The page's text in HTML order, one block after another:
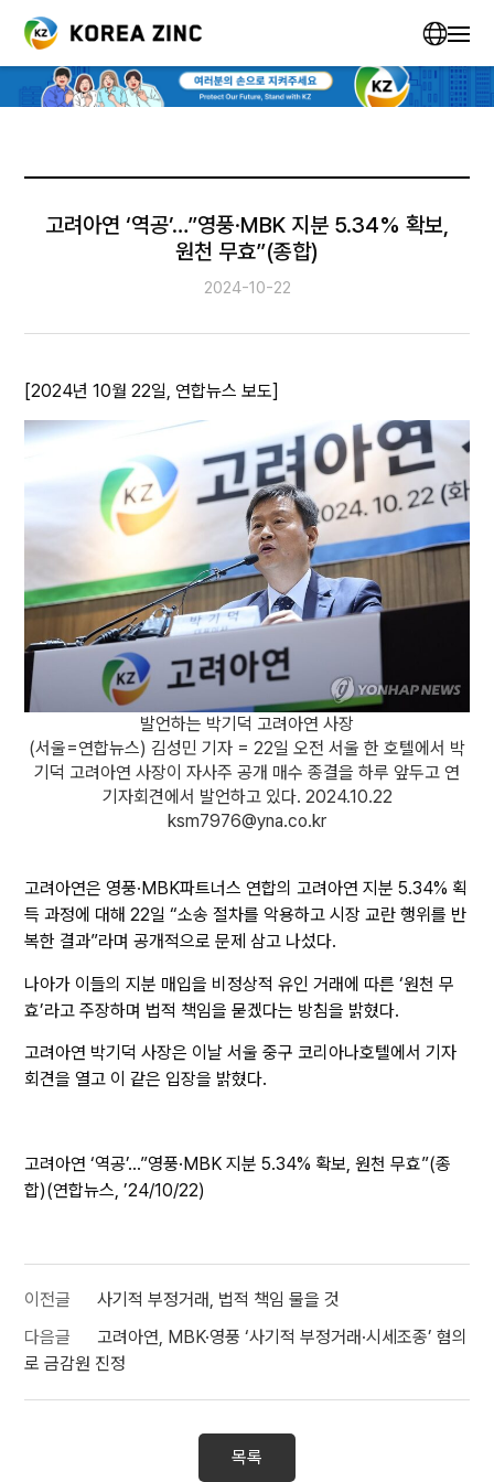
고려아연 ‘역공’…”영풍·MBK 지분 5.34% 확보,
원천 무효”(종합)
2024-10-22
[2024년 10월 22일, 연합뉴스 보도]
발언하는 박기덕 고려아연 사장
(서울=연합뉴스) 김성민 기자 = 22일 오전 서울 한 호텔에서 박
기덕 고려아연 사장이 자사주 공개 매수 종결을 하루 앞두고 연
기자회견에서 발언하고 있다. 2024.10.22
ksm7976@yna.co.kr
고려아연은 영풍·MBK파트너스 연합의 고려아연 지분 5.34% 획
득 과정에 대해 22일 “소송 절차를 악용하고 시장 교란 행위를 반
복한 결과”라며 공개적으로 문제 삼고 나섰다.
나아가 이들의 지분 매입을 비정상적 유인 거래에 따른 ‘원천 무
효’라고 주장하며 법적 책임을 묻겠다는 방침을 밝혔다.
고려아연 박기덕 사장은 이날 서울 중구 코리아나호텔에서 기자
회견을 열고 이 같은 입장을 밝혔다.
고려아연 ‘역공’…”영풍·MBK 지분 5.34% 확보, 원천 무효”(종
합)(연합뉴스, ’24/10/22)
이전글
사기적 부정거래, 법적 책임 물을 것
다음글
고려아연, MBK·영풍 ‘사기적 부정거래·시세조종’ 혐의
로 금감원 진정
목록